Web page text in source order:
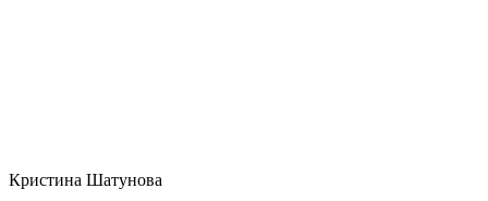
Кристина Шатунова